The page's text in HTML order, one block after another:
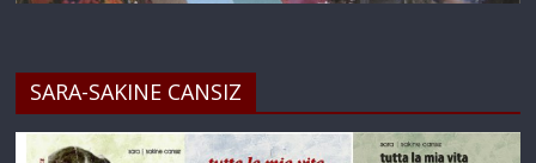
SARA-SAKINE CANSIZ